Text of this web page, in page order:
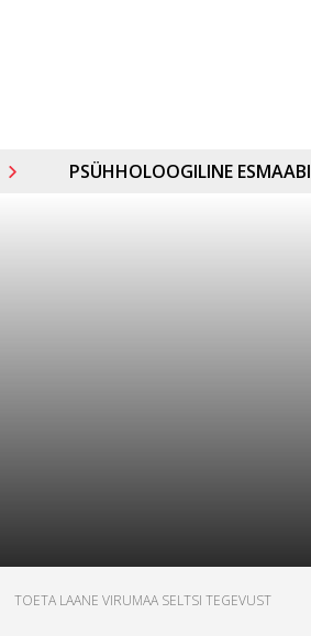
PSÜHHOLOOGILINE ESMAABI
TOETA LAANE VIRUMAA SELTSI TEGEVUST